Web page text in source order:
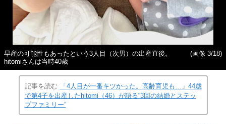
早産の可能性もあったという3人目（次男）の出産直後。
hitomiさんは当時40歳
(画像 3/18)
記事を読む
「4人目が一番キツかった。高齢育児も…」44歳
で第4子を出産したhitomi（46）が語る“3回の結婚とステッ
プファミリー”